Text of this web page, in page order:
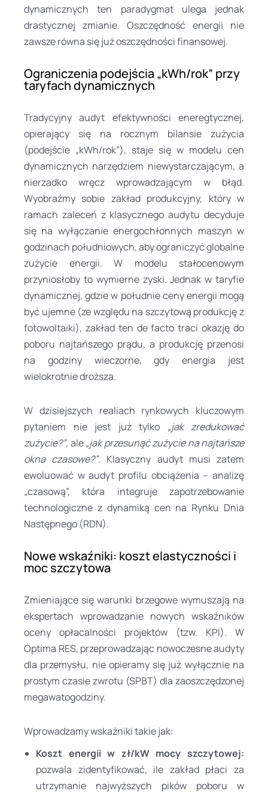
dynamicznych ten paradygmat ulega jednak
drastycznej zmianie. Oszczędność energii nie
zawsze równa się już oszczędności finansowej.
Ograniczenia podejścia „kWh/rok” przy
taryfach dynamicznych
Tradycyjny audyt efektywności eneregtycznej,
opierający się na rocznym bilansie zużycia
(podejście „kWh/rok”), staje się w modelu cen
dynamicznych narzędziem niewystarczającym, a
nierzadko wręcz wprowadzającym w błąd.
Wyobraźmy sobie zakład produkcyjny, który w
ramach zaleceń z klasycznego audytu decyduje
się na wyłączanie energochłonnych maszyn w
godzinach południowych, aby ograniczyć globalne
zużycie energii. W modelu stałocenowym
przyniosłoby to wymierne zyski. Jednak w taryfie
dynamicznej, gdzie w południe ceny energii mogą
być ujemne (ze względu na szczytową produkcję z
fotowoltaiki), zakład ten de facto traci okazję do
poboru najtańszego prądu, a produkcję przenosi
na godziny wieczorne, gdy energia jest
wielokrotnie droższa.
W dzisiejszych realiach rynkowych kluczowym
pytaniem nie jest już tylko „jak zredukować
zużycie?”, ale„jak przesunąć zużycie na najtańsze
okna czasowe?”. Klasyczny audyt musi zatem
ewoluować w audyt profilu obciążenia – analizę
„czasową”, która integruje zapotrzebowanie
technologiczne z dynamiką cen na Rynku Dnia
Następnego (RDN).
Nowe wskaźniki: koszt elastyczności i
moc szczytowa
Zmieniające się warunki brzegowe wymuszają na
ekspertach wprowadzanie nowych wskaźników
oceny opłacalności projektów (tzw. KPI). W
Optima RES, przeprowadzając nowoczesne audyty
dla przemysłu, nie opieramy się już wyłącznie na
prostym czasie zwrotu (SPBT) dla zaoszczędzonej
megawatogodziny.
Wprowadzamy wskaźniki takie jak:
Koszt energii w zł/kW mocy szczytowej:
pozwala zidentyfikować, ile zakład płaci za
utrzymanie najwyższych pików poboru w